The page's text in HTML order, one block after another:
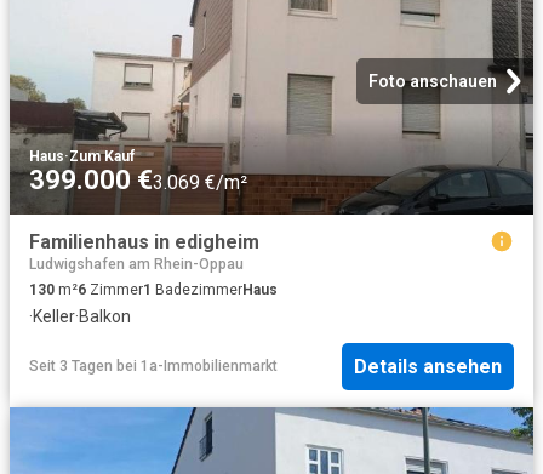
Foto anschauen
Haus·Zum Kauf
399.000 €3.069 €/m²
Familienhaus in edigheim
Ludwigshafen am Rhein-Oppau
130 m²6 Zimmer1 BadezimmerHaus
·Keller·Balkon
Seit 3 Tagen bei 1a-Immobilienmarkt Details ansehen